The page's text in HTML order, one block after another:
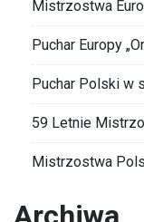
Mistrzostwa
Puchar Europy
Puchar Polski w
59 Letnie
Mistrzostwa